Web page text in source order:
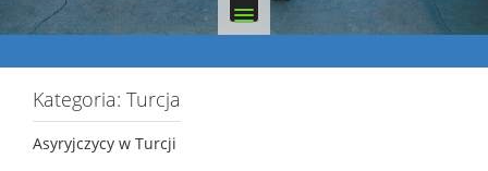
Kategoria: Turcja
Asyryjczycy w Turcji